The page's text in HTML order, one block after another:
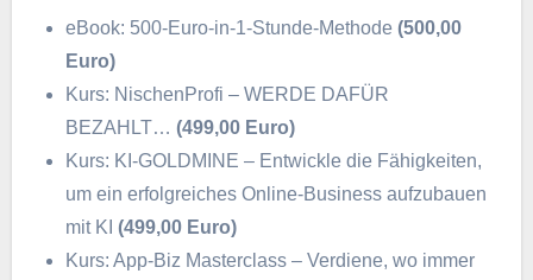
eBook: 500-Euro-in-1-Stunde-Methode(500,00
Euro)
Kurs: NischenProfi – WERDE DAFÜR
BEZAHLT…(499,00 Euro)
Kurs: KI-GOLDMINE – Entwickle die Fähigkeiten,
um ein erfolgreiches Online-Business aufzubauen
mit KI(499,00 Euro)
Kurs: App-Biz Masterclass – Verdiene, wo immer